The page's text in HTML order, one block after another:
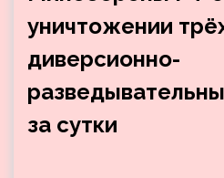
уничтожении
диверсионно-
за сутки